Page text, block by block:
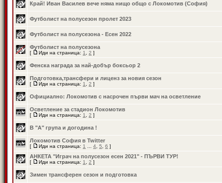
Край! Иван Василев вече няма нищо общо с Локомотив (София)
Футболист на полусезон пролет 2023
Футболист на полусезона - Есен 2022
Футболист на полусезона
[ Иди на страница: 1 2 ]
Фенска награда за най-добър боксьор 2
Подготовка,трансфери и лиценз за новия сезон
[ Иди на страница: 1 2 ]
Официално: Локомотив с насрочен първи мач на осветление
Осветление за стадион Локомотив
[ Иди на страница: 1 2 ]
В "А" група и догодина !
Локомотив София в Twitter
[ Иди на страница: 1 4 5 6 ]
АНКЕТА "Играч на полусезон есен 2021" - ПЪРВИ ТУР!
[ Иди на страница: 1 2 ]
Зимен трансферен сезон и подготовка